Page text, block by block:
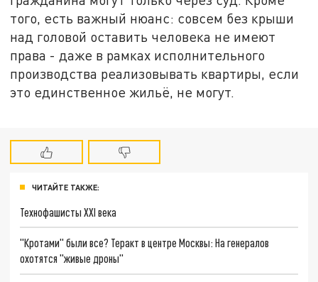
того, есть важный нюанс: совсем без крыши
над головой оставить человека не имеют
права - даже в рамках исполнительного
производства реализовывать квартиры, если
это единственное жильё, не могут.
ЧИТАЙТЕ ТАКЖЕ:
Технофашисты XXI века
"Кротами" были все? Теракт в центре Москвы: На генералов
охотятся "живые дроны"